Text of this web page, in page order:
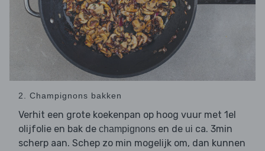
2. Champignons bakken
Verhit een grote koekenpan op hoog vuur met 1el
olijfolie en bak de champignons en de ui ca. 3min
scherp aan. Schep zo min mogelijk om, dan kunnen